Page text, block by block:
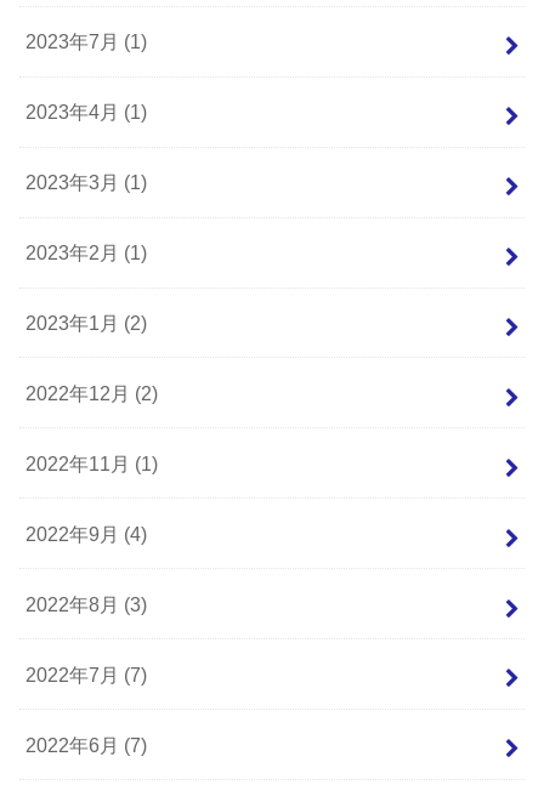
2023年7月 (1)
2023年4月 (1)
2023年3月 (1)
2023年2月 (1)
2023年1月 (2)
2022年12月 (2)
2022年11月 (1)
2022年9月 (4)
2022年8月 (3)
2022年7月 (7)
2022年6月 (7)